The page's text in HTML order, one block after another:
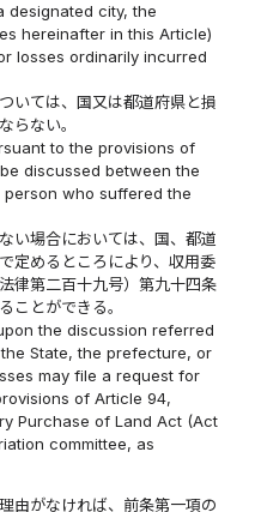
designated city, the
hereinafter in this Article)
losses ordinarily incurred
いては、国又は都道府県と損
らない。
to the provisions of
discussed between the
who suffered the
い場合においては、国、都道
定めるところにより、収用委
法律第二百十九号）第九十四条
ことができる。
the discussion referred
State, the prefecture, or
may file a request for
of Article 94,
Purchase of Land Act (Act
committee, as
由がなければ、前条第一項の